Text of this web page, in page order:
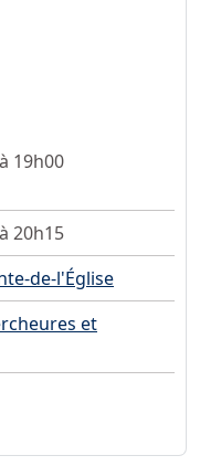
19h00
20h15
de-l'Église
et